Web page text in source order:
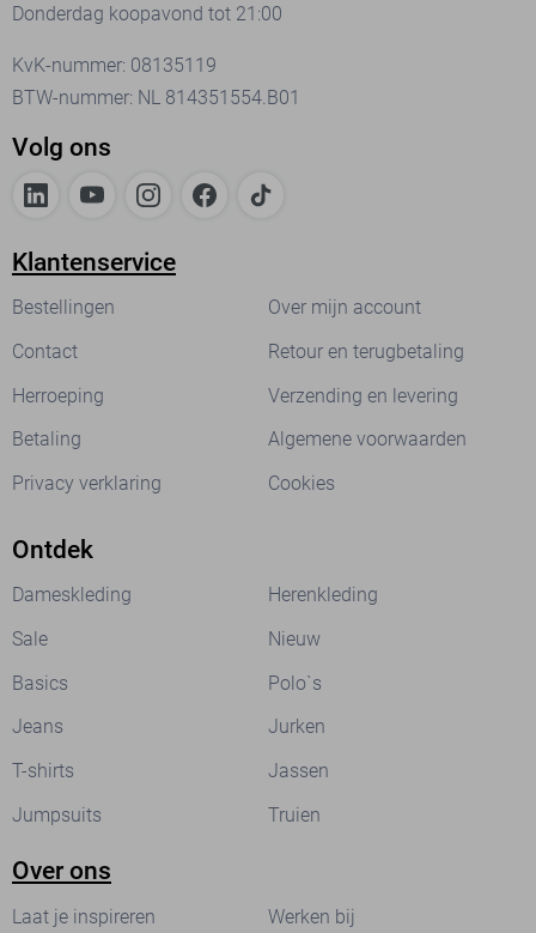
Donderdag koopavond tot 21:00
KvK-nummer: 08135119
BTW-nummer: NL 814351554.B01
Volg ons
Klantenservice
Bestellingen
Over mijn account
Contact
Retour en terugbetaling
Herroeping
Verzending en levering
Betaling
Algemene voorwaarden
Privacy verklaring
Cookies
Ontdek
Dameskleding
Herenkleding
Sale
Nieuw
Basics
Polo`s
Jeans
Jurken
T-shirts
Jassen
Jumpsuits
Truien
Over ons
Laat je inspireren Werken bij